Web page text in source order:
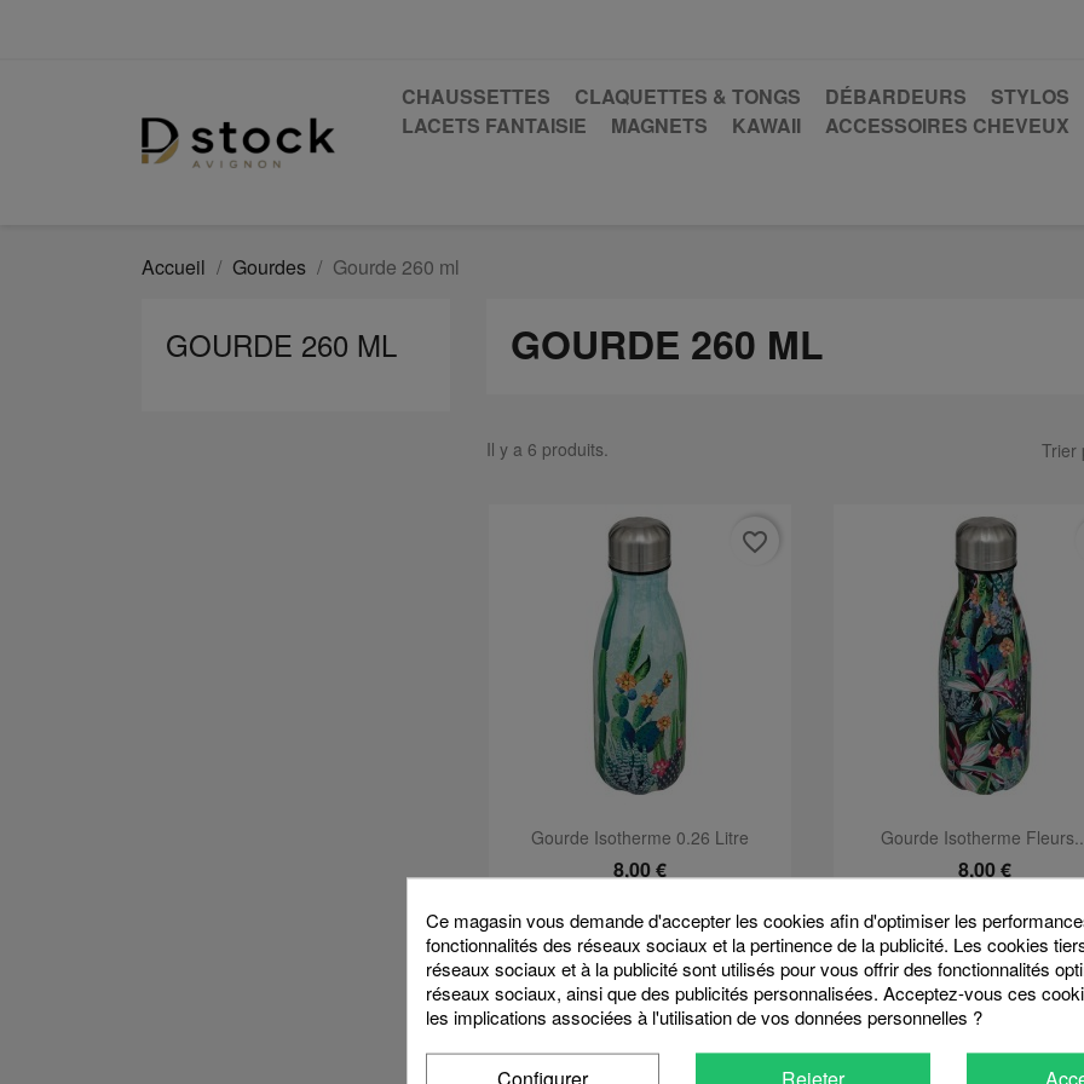
CHAUSSETTES CLAQUETTES & TONGS DÉBARDEURS STYLOS
LACETS FANTAISIE
MAGNETS KAWAII ACCESSOIRES CHEVEUX
Accueil Gourdes Gourde 260 ml
GOURDE 260 ML GOURDE 260 ML
Il y a 6 produits. Trier
 Aperçu rapide
Gourde Isotherme 0.26 Litre
8,00 €
favorite_border
Aperçu rapide
Gourde Isotherme
8,00 €
favorite_border
Ce magasin vous demande d'accepter les cookies afin d'optimiser les
fonctionnalités des réseaux sociaux et la pertinence de la publicité. Les cookies
réseaux sociaux et à la publicité sont utilisés pour vous offrir des fonctionnalités
réseaux sociaux, ainsi que des publicités personnalisées. Acceptez-vous ces
les implications associées à l'utilisation de vos données personnelles ?
Configurer Rejeter